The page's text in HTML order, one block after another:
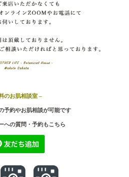
のお肌相談室 –
予約やお肌相談が可能です
への質問・予約もこちら